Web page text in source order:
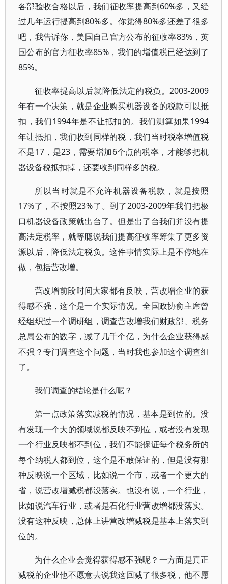
各部验收合格以后，我们征收率提高到60%多，又经
过几年运行提高到80%多。你觉得80%多还差了很多
吧，我告诉你，美国自己官方公布的征收率83%，英
国公布的官方征收率85%，我们的增值税已经达到了
85%。
征收率提高以后就降低法定的税负。2003-2009
年有一个决策，就是企业购买机器设备的税款可以抵
扣，我们1994年是不让抵扣的。我们测算如果1994
年让抵扣，我们收到同样的税，我们当时税率增值税
不是17，是23，需要增加6个点的税率，才能够把机
器设备税抵扣掉，还要收到同样多的税。
所以当时就是不允许机器设备税款，就是按照
17%了，不按照23%了。到了2003-2009年我们把极
口机器设备政策就出台了。但是出了台我们并没有提
高法定税率，就等臆说我们提高征收率筹集了更多资
源以后，降低法定税负。这件事情实际上是不停地在
做，包括营改增。
营改增前段时间大家都有反映，营改增企业的获
得感不强，这个是一个实际情况。全国政协俞主席曾
经组织过一个调研组，调查营改增我们财政部、税务
总局公布的数字，减了几千个亿，为什么企业获得感
不强？专门调查这个问题，当时我也参加这个调查组
了。
我们调查的结论是什么呢？
第一点政策落实减税的情况，基本是到位的。没
有发现一个大的领域说都反映不到位，或者没有发现
一个行业反映都不到位，我们不能保证每个税务所的
每个纳税人都到位，这个是不敢保证的，但是没有那
种反映说一个区域，比如说一个市，或者一个更大的
省，说营改增减税都没落实。也没有说，一个行业，
比如说汽车行业，或者是石化行业营改增都没落实。
没有这种反映，总体上讲营改增减税是基本上落实到
位的。
为什么企业会觉得获得感不强呢？一方面是真正
减税的企业他不愿意去说我这回减了很多税，他不愿